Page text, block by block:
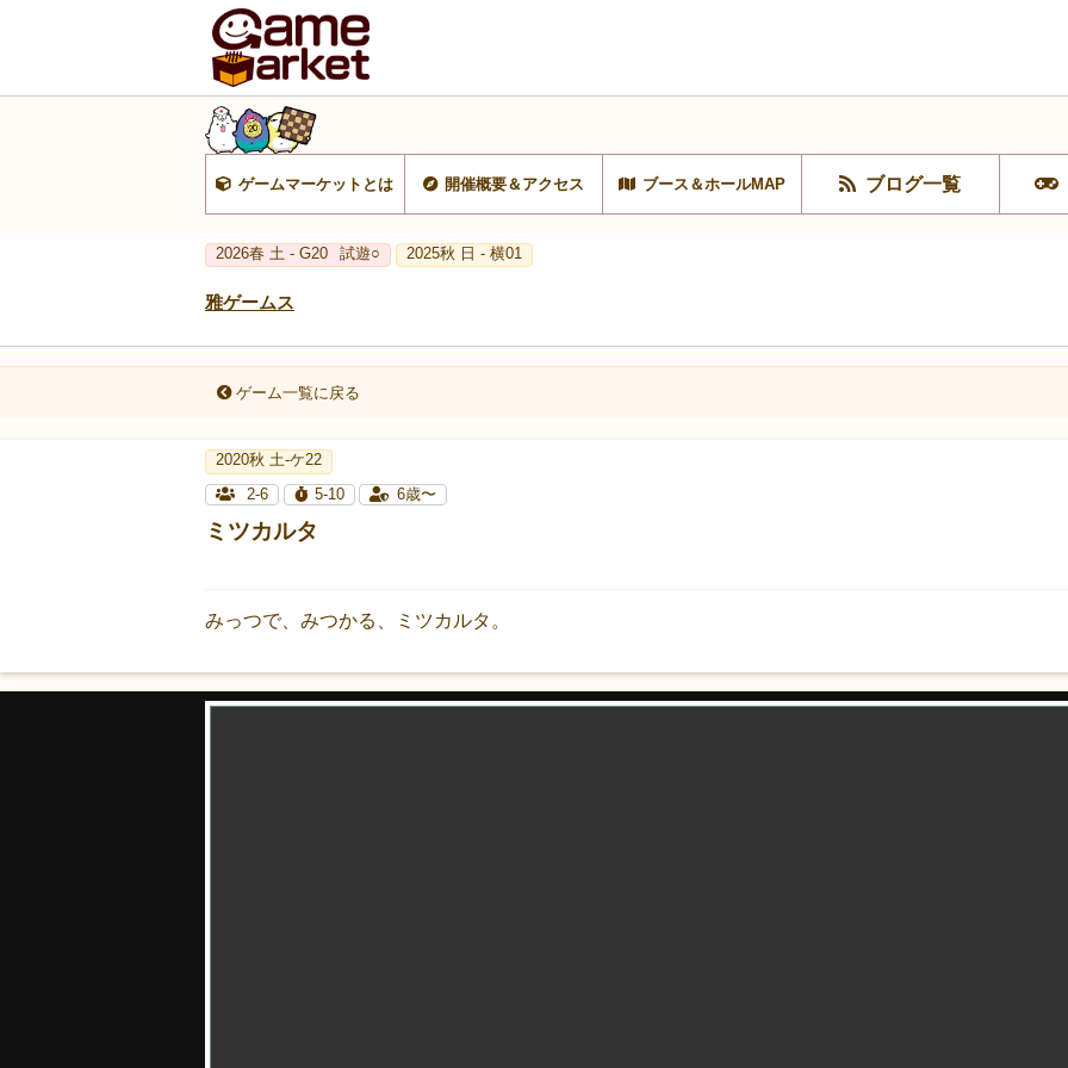
ゲームマーケットとは 開催概要＆アクセス ブース＆ホールMAP ブログ一覧
2026春 土 - G20 試遊○ 2025秋 日 - 横01
雅ゲームス
ゲーム一覧に戻る
2020秋 土-ケ22
2-6
5-10 6歳〜
ミツカルタ
みっつで、みつかる、ミツカルタ。